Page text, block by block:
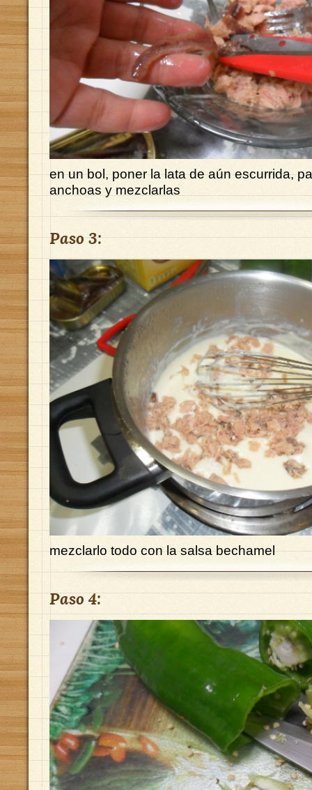
en un bol, poner la lata de aún escurrida,
anchoas y mezclarlas
Paso 3:
mezclarlo todo con la salsa bechamel
Paso 4: